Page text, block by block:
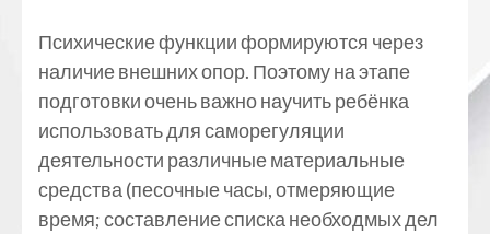
Психические функции формируются через
наличие внешних опор. Поэтому на этапе
подготовки очень важно научить ребёнка
использовать для саморегуляции
деятельности различные материальные
средства (песочные часы, отмеряющие
время; составление списка необходмых дел